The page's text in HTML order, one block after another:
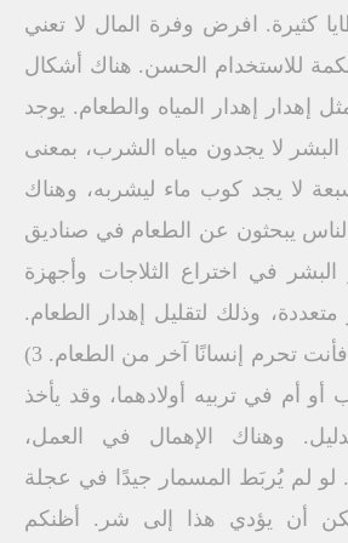
كثيرة. افرض وفرة المال لا تعني
للاستخدام الحسن. هناك أشكال
إهدار إهدار المياه والطعام. يوجد
البشر لا يجدون مياه الشرب، بمعنى
لا يجد كوب ماء ليشربه، وهناك
يبحثون عن الطعام في صناديق
في اختراع الثلاجات وأجهزة
وذلك لتقليل إهدار الطعام.
حينما ترمي الطعام فأنت تحرم إنسانًا آخر من الطعام. 3)
أو أم في تربيه أولادهما، وقد يأخذ
وهناك الإهمال في العمل،
لو لم يُربَط المسمار جيدًا في عجلة
أن يؤدي هذا إلى شر. أظنكم